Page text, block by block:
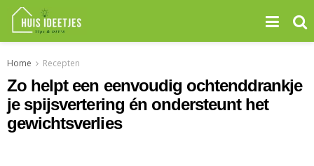
Home Recepten
Zo helpt een eenvoudig ochtenddrankje
je spijsvertering én ondersteunt het
gewichtsverlies